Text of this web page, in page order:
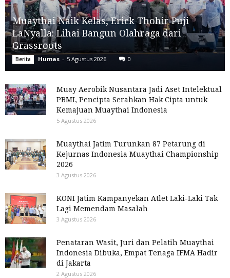
Muaythai Naik Kelas, Erick Thohir Puji
LaNyalla: Lihai Bangun Olahraga dari
Grassroots
Berita Humas - 5 Agustus 2026 0
Muay Aerobik Nusantara Jadi Aset Intelektual
PBMI, Pencipta Serahkan Hak Cipta untuk
Kemajuan Muaythai Indonesia
5 Agustus 2026
Muaythai Jatim Turunkan 87 Petarung di
Kejurnas Indonesia Muaythai Championship
2026
3 Agustus 2026
KONI Jatim Kampanyekan Atlet Laki-Laki Tak
Lagi Memendam Masalah
3 Agustus 2026
Penataran Wasit, Juri dan Pelatih Muaythai
Indonesia Dibuka, Empat Tenaga IFMA Hadir
di Jakarta
2 Agustus 2026